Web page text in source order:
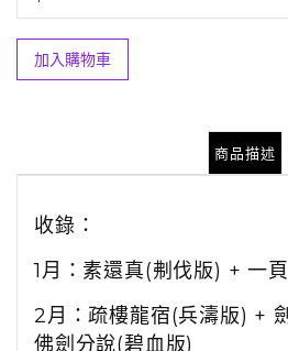
加入購物車
商品描述
收錄：
1月 ：素還真(刜伐版) + 一
2月：疏樓龍宿(兵濤版) +
佛劍分說(碧血版)